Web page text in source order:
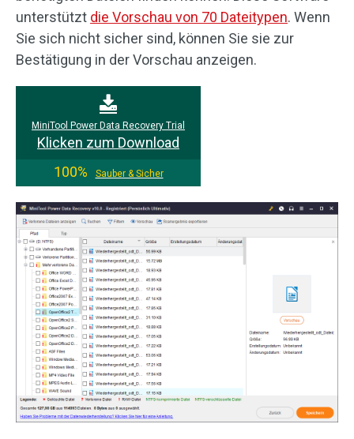
unterstützt die Vorschau von 70 Dateitypen. Wenn
Sie sich nicht sicher sind, können Sie sie zur
Bestätigung in der Vorschau anzeigen.
MiniTool Power Data Recovery Trial
Klicken zum Download
100%
Sauber & Sicher